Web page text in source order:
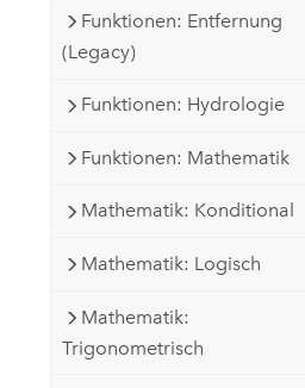
Funktionen: Entfernung
(Legacy)
Funktionen: Hydrologie
Funktionen: Mathematik
Mathematik: Konditional
Mathematik: Logisch
Mathematik:
Trigonometrisch